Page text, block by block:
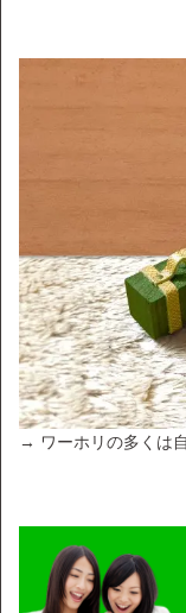
→ ワーホリの多くは